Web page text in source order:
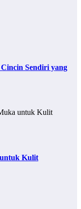
Sendiri yang
Kulit